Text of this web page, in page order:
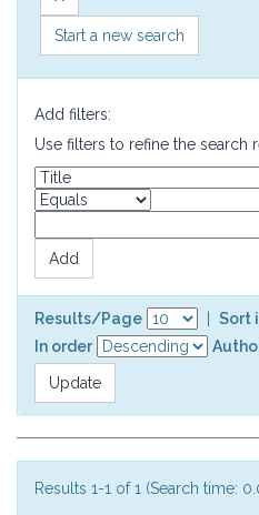
Start a new search
Add filters:
Use filters to refine the search
Results/Page
Sort
In order
Results 1-1 of 1 (Search time: